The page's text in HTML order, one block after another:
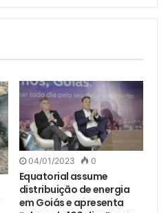
04/01/2023 0
Equatorial assume
distribuição de energia
em Goiás e apresenta